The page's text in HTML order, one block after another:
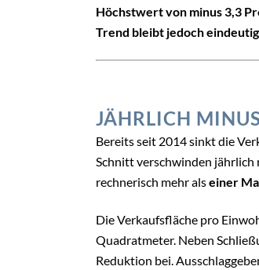
Höchstwert von minus 3,3
Trend bleibt jedoch
JÄHRLICH
Bereits seit 2014 sinkt die
Schnitt verschwinden
rechnerisch mehr alseiner
Die Verkaufsfläche pro
Quadratmeter. Neben
Reduktion bei.